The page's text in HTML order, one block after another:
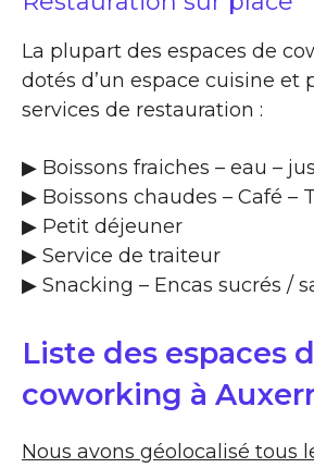
La plupart des espaces de
dotés d’un espace cuisine et
services de restauration :
▶​ Boissons fraiches – eau –
▶​ Boissons chaudes – Café –
▶​ Petit déjeuner
▶​ Service de traiteur
▶​ Snacking – Encas sucrés /
Liste des espaces
coworking à
Nous avons géolocalisé tous